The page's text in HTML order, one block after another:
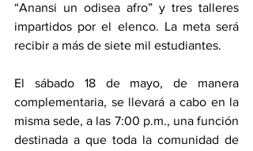
“Anansi un odisea afro” y tres talleres
impartidos por el elenco. La meta será
recibir a más de siete mil estudiantes.
El sábado 18 de mayo, de manera
complementaria, se llevará a cabo en la
misma sede, a las 7:00 p.m., una función
destinada a que toda la comunidad de